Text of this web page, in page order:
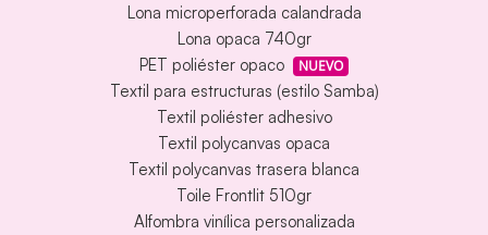
Lona microperforada calandrada
Lona opaca 740gr
PET poliéster opaco
NUEVO
Textil para estructuras (estilo Samba)
Textil poliéster adhesivo
Textil polycanvas opaca
Textil polycanvas trasera blanca
Toile Frontlit 510gr
Alfombra vinílica personalizada